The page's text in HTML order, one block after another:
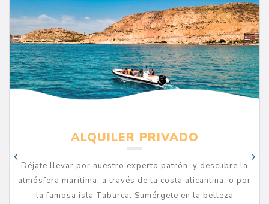
ALQUILER PRIVADO
Déjate llevar por nuestro experto patrón, y descubre la
atmósfera marítima, a través de la costa alicantina, o por
la famosa isla Tabarca. Sumérgete en la belleza